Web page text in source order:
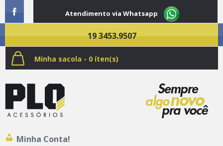
Atendimento via Whatsapp
19 3453.9507
Minha sacola - 0 íten(s)
Minha Conta!